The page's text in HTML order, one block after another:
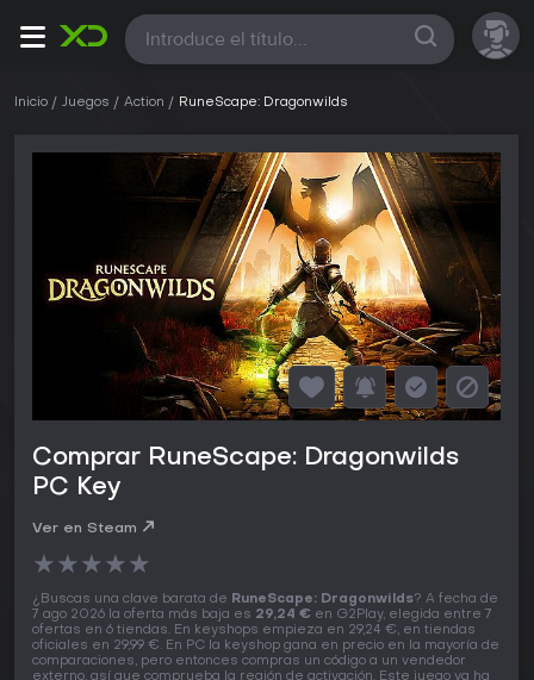
Todas
Inicio Juegos Action RuneScape: Dragonwilds
Comprar RuneScape: Dragonwilds
PC Key
Ver en Steam
★★★★★
¿Buscas una clave barata de RuneScape: Dragonwilds? A fecha de
7 ago 2026 la oferta más baja es 29,24 € en G2Play, elegida entre 7
ofertas en 6 tiendas. En keyshops empieza en 29,24 €, en tiendas
oficiales en 29,99 €. En PC la keyshop gana en precio en la mayoría de
comparaciones, pero entonces compras un código a un vendedor
externo, así que comprueba la región de activación. Este juego ya ha